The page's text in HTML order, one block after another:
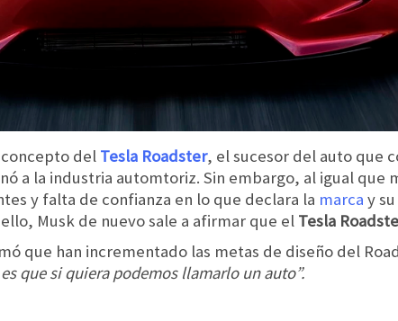
del Tesla Roadster, el sucesor del auto que
a la industria automtoriz. Sin embargo, al igual que
y falta de confianza en lo que declara la marca y
Musk de nuevo sale a afirmar que el Tesla
que han incrementado las metas de diseño del
que si quiera podemos llamarlo un auto”.